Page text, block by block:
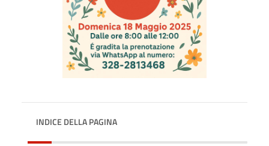
INDICE DELLA PAGINA